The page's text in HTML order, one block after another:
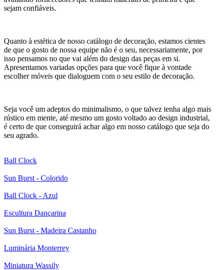
sejam confiáveis.
Quanto à estética de nosso catálogo de decoração, estamos cientes
de que o gosto de nossa equipe não é o seu, necessariamente, por
isso pensamos no que vai além do design das peças em si.
Apresentamos variadas opções para que você fique à vontade
escolher móveis que dialoguem com o seu estilo de decoração.
Seja você um adeptos do minimalismo, o que talvez tenha algo mais
rústico em mente, até mesmo um gosto voltado ao design industrial,
é certo de que conseguirá achar algo em nosso catálogo que seja do
seu agrado.
Ball Clock
Sun Burst - Colorido
Ball Clock - Azul
Escultura Dançarina
Sun Burst - Madeira Castanho
Luminária Monterrey
Miniatura Wassily